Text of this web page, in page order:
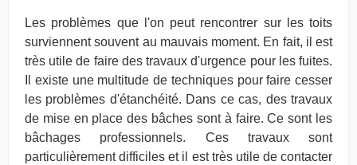
Les problèmes que l'on peut rencontrer sur les toits
surviennent souvent au mauvais moment. En fait, il est
très utile de faire des travaux d'urgence pour les fuites.
Il existe une multitude de techniques pour faire cesser
les problèmes d'étanchéité. Dans ce cas, des travaux
de mise en place des bâches sont à faire. Ce sont les
bâchages professionnels. Ces travaux sont
particulièrement difficiles et il est très utile de contacter